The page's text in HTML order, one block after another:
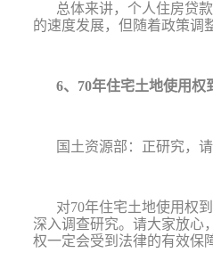
总体来讲，个人住房贷
的速度发展，但随着政策调
6、 70年住宅土地使用权
国土资源部：正研究，
对70年住宅土地使用权
深入调查研究。请大家放心
权一定会受到法律的有效保